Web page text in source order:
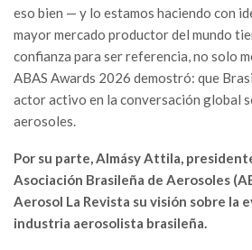
eso bien — y lo estamos haciendo con
mayor mercado productor del mundo
confianza para ser referencia, no solo
ABAS Awards 2026 demostró: que
actor activo en la conversación global
aerosoles.
Por su parte, Almásy Attila,
Asociación Brasileña de Aerosoles
Aerosol La Revista su visión sobre la
industria aerosolista brasileña.